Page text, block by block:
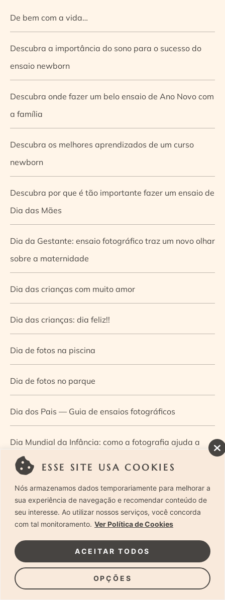
ESSE SITE USA COOKIES
Nós armazenamos dados temporariamente para melhorar a
sua experiência de navegação e recomendar conteúdo de
seu interesse. Ao utilizar nossos serviços, você concorda
com tal monitoramento. Ver Política de Cookies
OPÇÕES
ACEITAR TODOS
De bem com a vida…
Descubra a importância do sono para o sucesso do
ensaio newborn
Descubra onde fazer um belo ensaio de Ano Novo com
a família
Descubra os melhores aprendizados de um curso
newborn
Descubra por que é tão importante fazer um ensaio de
Dia das Mães
Dia da Gestante: ensaio fotográfico traz um novo olhar
sobre a maternidade
Dia das crianças com muito amor
Dia das crianças: dia feliz!!
Dia de fotos na piscina
Dia de fotos no parque
Dia dos Pais — Guia de ensaios fotográficos
Dia Mundial da Infância: como a fotografia ajuda a
construir a memória e a identidade da criança
Diário de uma grávida e sua pequena
Dica de especialista: como otimizar o fluxo de trabalho
no ensaio newborn?
Dica de especialista: qual o melhor guia de poses para
fotografia newborn?